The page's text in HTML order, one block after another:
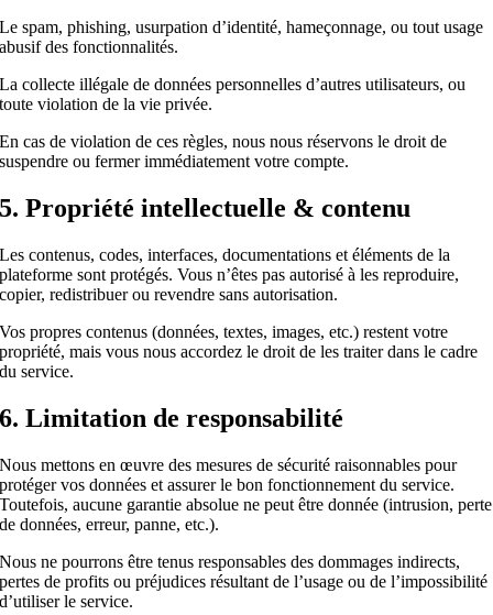
Le spam, phishing, usurpation d’identité, hameçonnage, ou tout usage
abusif des fonctionnalités.
La collecte illégale de données personnelles d’autres utilisateurs, ou
toute violation de la vie privée.
En cas de violation de ces règles, nous nous réservons le droit de
suspendre ou fermer immédiatement votre compte.
5. Propriété intellectuelle & contenu
Les contenus, codes, interfaces, documentations et éléments de la
plateforme sont protégés. Vous n’êtes pas autorisé à les reproduire,
copier, redistribuer ou revendre sans autorisation.
Vos propres contenus (données, textes, images, etc.) restent votre
propriété, mais vous nous accordez le droit de les traiter dans le cadre
du service.
6. Limitation de responsabilité
Nous mettons en œuvre des mesures de sécurité raisonnables pour
protéger vos données et assurer le bon fonctionnement du service.
Toutefois, aucune garantie absolue ne peut être donnée (intrusion, perte
de données, erreur, panne, etc.).
Nous ne pourrons être tenus responsables des dommages indirects,
pertes de profits ou préjudices résultant de l’usage ou de l’impossibilité
d’utiliser le service.